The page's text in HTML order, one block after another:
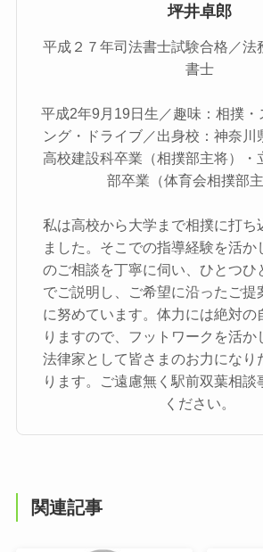
坪井卓郎
平成２７年司法書士試験合格／法
書士
平成2年9月19日生／趣味：相撲・
ング・ドライブ／出身校：神奈川
高校建設科卒業（相撲部主将）・
部卒業（体育会相撲部主
私は高校から大学まで相撲に打ち
ました。そこでの指導経験を活か
のご相談を丁寧に伺い、ひとつひ
でご説明し、ご希望に沿ったご提
に努めています。体力には絶対の
りますので、フットワークを活か
法律家として皆さまのお力になり
ります。ご遠慮無く駅前双葉相談
ください。
関連記事